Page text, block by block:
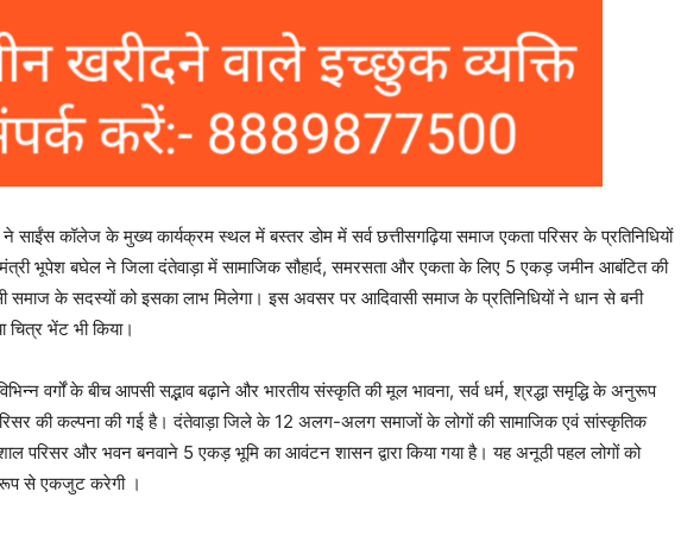
ने साईंस कॉलेज के मुख्य कार्यक्रम स्थल में बस्तर डोम में सर्व छत्तीसगढ़िया समाज एकता परिसर के प्रतिनिधियों
भूपेश बघेल ने जिला दंतेवाड़ा में सामाजिक सौहार्द, समरसता और एकता के लिए 5 एकड़ जमीन आबंटित की
समाज के सदस्यों को इसका लाभ मिलेगा। इस अवसर पर आदिवासी समाज के प्रतिनिधियों ने धान से बनी
चित्र भेंट भी किया।
वर्गों के बीच आपसी सद्भाव बढ़ाने और भारतीय संस्कृति की मूल भावना, सर्व धर्म, श्रद्धा समृद्धि के अनुरूप
की कल्पना की गई है। दंतेवाड़ा जिले के 12 अलग-अलग समाजों के लोगों की सामाजिक एवं सांस्कृतिक
परिसर और भवन बनवाने 5 एकड़ भूमि का आवंटन शासन द्वारा किया गया है। यह अनूठी पहल लोगों को
रूप से एकजुट करेगी ।